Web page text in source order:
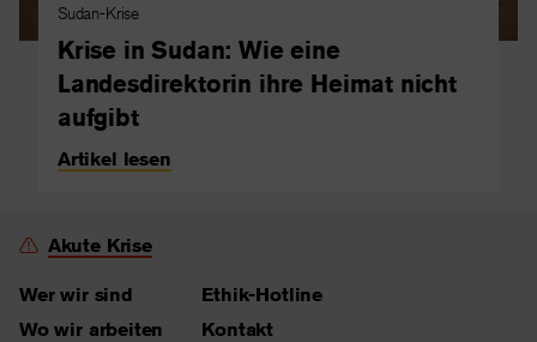
Sudan-Krise
Krise in Sudan: Wie eine
Landesdirektorin ihre Heimat nicht
aufgibt
Artikel lesen
Akute Krise
Wer wir sind
Wo wir arbeiten
Ethik-Hotline
Kontakt